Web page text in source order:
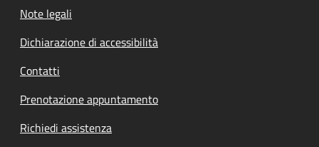
Note legali
Dichiarazione di accessibilità
Contatti
Prenotazione appuntamento
Richiedi assistenza